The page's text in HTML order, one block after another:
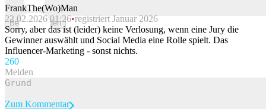
Beitrag melden
FrankThe(Wo)Man
22.02.2026 01:26 registriert Januar 2026
Sorry, aber das ist (leider) keine Verlosung, wenn eine Jury die
Gewinner auswählt und Social Media eine Rolle spielt. Das
Influencer-Marketing - sonst nichts.
260
Melden
Zum Kommentar